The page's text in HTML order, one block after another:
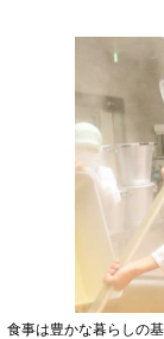
食事は豊かな暮らしの